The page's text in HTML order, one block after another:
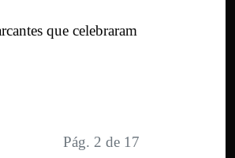
que celebraram
Pág. 2 de 17